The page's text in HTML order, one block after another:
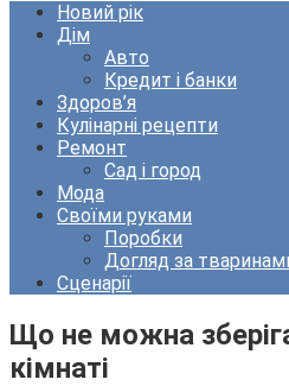
Новий рік
Дім
Авто
Кредит і банки
Здоров’я
Кулінарні рецепти
Ремонт
Сад і город
Мода
Своїми руками
Поробки
Догляд за
Сценарії
Що не можна
кімнаті